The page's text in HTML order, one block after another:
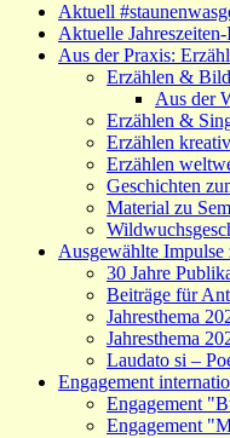
Aktuell
Aktuelle
Aus der Praxis:
Erzählen &
Aus der
Erzählen &
Erzählen kreativ
Erzählen
Geschichten
Material zu
Ausgewählte Impulse
30 Jahre
Beiträge für
Jahresthema
Jahresthema
Laudato si –
Engagement
Engagement
Engagement